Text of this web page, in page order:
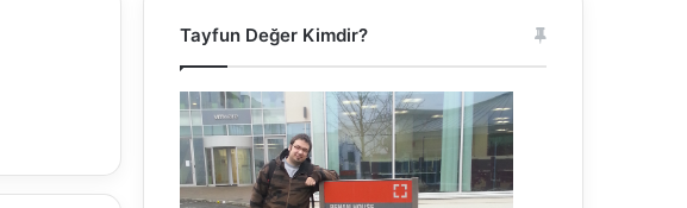
Tayfun Değer Kimdir?